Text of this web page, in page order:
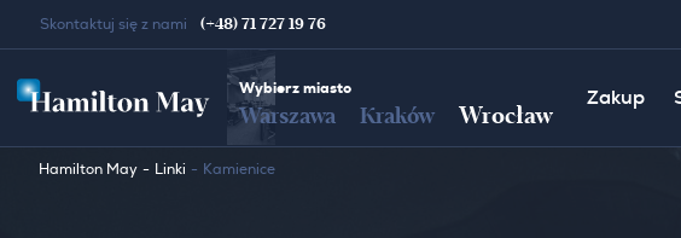
Skontaktuj się z nami (+48) 71 727 19 76
Wybierz miasto
Warszawa Kraków Wrocław
Zakup
Hamilton May Linki Kamienice